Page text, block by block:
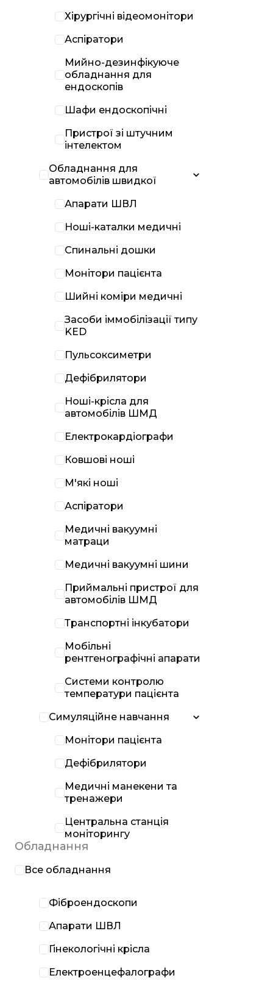
Хірургічні відеомонітори
Аспіратори
Мийно-дезинфікуюче
обладнання для
ендоскопів
Шафи ендоскопічні
Пристрої зі штучним
інтелектом
Обладнання для
автомобілів швидкої
Апарати ШВЛ
Ноші-каталки медичні
Спинальні дошки
Монітори пацієнта
Шийні коміри медичні
Засоби іммобілізації типу
KED
Пульсоксиметри
Дефібрилятори
Ноші-крісла для
автомобілів ШМД
Електрокардіографи
Ковшові ноші
М'які ноші
Аспіратори
Медичні вакуумні
матраци
Медичні вакуумні шини
Приймальні пристрої для
автомобілів ШМД
Транспортні інкубатори
Мобільні
рентгенографічні апарати
Системи контролю
температури пацієнта
Симуляційне навчання
Монітори пацієнта
Дефібрилятори
Медичні манекени та
тренажери
Центральна станція
моніторингу
Обладнання
Все обладнання
Фіброендоскопи
Апарати ШВЛ
Гінекологічні крісла
Електроенцефалографи